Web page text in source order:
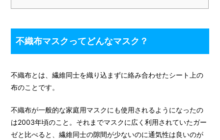
不織布マスクってどんなマスク？
不織布とは、繊維同士を織り込まずに絡み合わせたシート上の
布のことです。
不織布が一般的な家庭用マスクにも使用されるようになったの
は2003年頃のこと。それまでマスクに広く利用されていたガー
ゼと比べると、繊維同士の隙間が少ないのに通気性は良いのが